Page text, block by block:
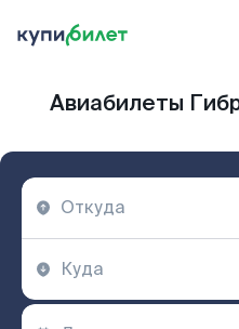
Авиабилеты